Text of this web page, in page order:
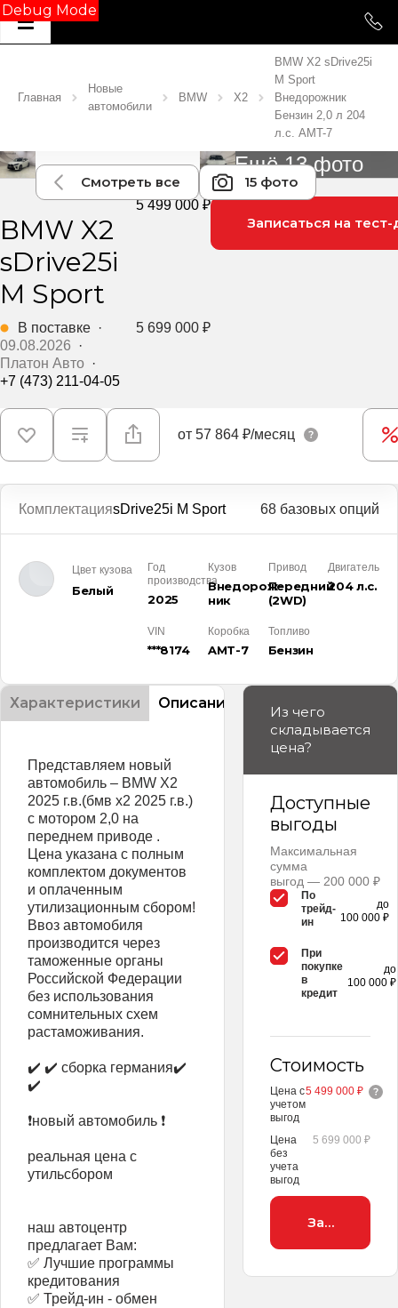
Debug Mode
Главная
Новые
автомобили
BMW X2
BMW X2 sDrive25i
M Sport
Внедорожник
Бензин 2,0 л 204
л.с. AMT-7
Смотреть все 15 фото
Ещё 13 фото
BMW X2
sDrive25i
M Sport
5 499 000 ₽
В поставке ·
09.08.2026 ·
Платон Авто ·
+7 (473) 211-04-05
5 699 000 ₽
Записаться на тест-
от 57 864 ₽/месяц
КомплектацияsDrive25i M Sport 68 базовых опций
Цвет кузова
Белый
Год
производства
2025
Кузов
Внедорож­
ник
Привод
Передний
(2WD)
Двигатель
204 л.с.
VIN
***8174
Коробка
AMT-7
Топливо
Бензин
Характеристики Описание
Представляем новый
автомобиль – BMW X2
2025 г.в.(бмв х2 2025 г.в.)
с мотором 2,0 на
переднем приводе .
Цена указана c полным
комплектом документов
и оплаченным
утилизационным сбором!
Ввоз автомобиля
производится через
таможенные органы
Российской Федерации
без использования
сомнительных схем
растаможивания.
✔️ ✔️ сборка германия✔️
✔️
❗новый автомобиль ❗
реальная цена с
утильсбором
наш автоцентр
предлагает Вам:
✅ Лучшие программы
кредитования
✅ Трейд-ин - обмен
Из чего
складывается
цена?
Доступные
выгоды
Максимальная
сумма
выгод — 200 000 ₽
По
трейд-
ин
до
100 000 ₽
При
покупке
в
кредит
до
100 000 ₽
Стоимость
Цена с
учетом
выгод
5 499 000 ₽
Цена
без
учета
выгод
5 699 000 ₽